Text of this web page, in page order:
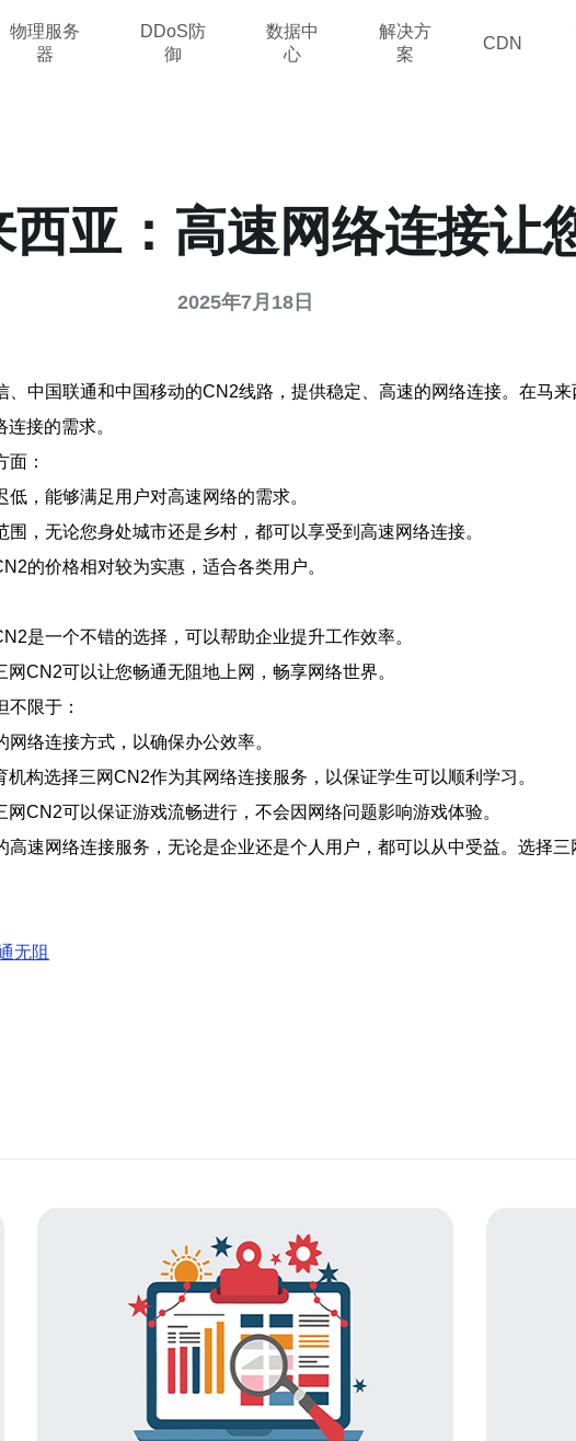
物理服务
器
DDoS防
御
数据中
心
解决方
案
CDN
亚：高速网络连接让
2025年7月18日
中国联通和中国移动的CN2线路，提供稳定、高速的网络连接。在马
接的需求。
：
，能够满足用户对高速网络的需求。
，无论您身处城市还是乡村，都可以享受到高速网络连接。
的价格相对较为实惠，适合各类用户。
是一个不错的选择，可以帮助企业提升工作效率。
CN2可以让您畅通无阻地上网，畅享网络世界。
限于：
络连接方式，以确保办公效率。
构选择三网CN2作为其网络连接服务，以保证学生可以顺利学习。
CN2可以保证游戏流畅进行，不会因网络问题影响游戏体验。
速网络连接服务，无论是企业还是个人用户，都可以从中受益。选择
无阻